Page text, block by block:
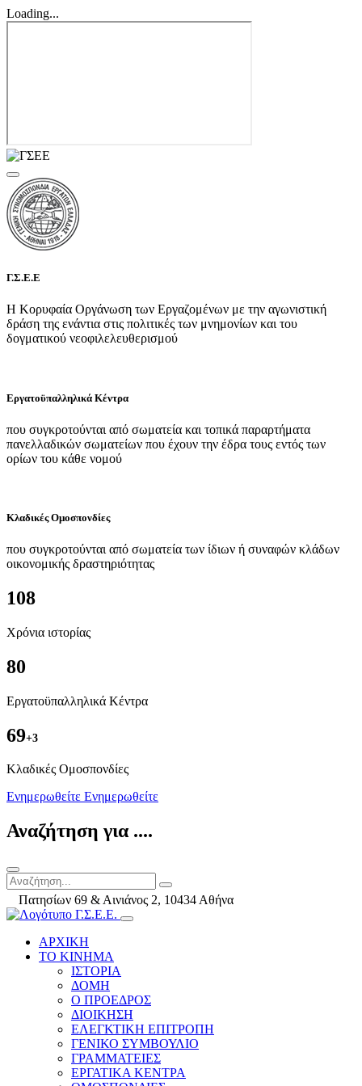
Loading...
Γ.Σ.Ε.Ε
Η Κορυφαία Οργάνωση των Εργαζομένων με την αγωνιστική
δράση της ενάντια στις πολιτικές των μνημονίων και του
δογματικού νεοφιλελευθερισμού
Εργατοϋπαλληλικά Κέντρα
που συγκροτούνται από σωματεία και τοπικά παραρτήματα
πανελλαδικών σωματείων που έχουν την έδρα τους εντός των
ορίων του κάθε νομού
Κλαδικές Ομοσπονδίες
που συγκροτούνται από σωματεία των ίδιων ή συναφών κλάδων
οικονομικής δραστηριότητας
108
Χρόνια ιστορίας
80
Εργατοϋπαλληλικά Κέντρα
69+3
Kλαδικές Ομοσπονδίες
Ενημερωθείτε Ενημερωθείτε
Αναζήτηση για ....
Πατησίων 69 & Αινιάνος 2, 10434 Αθήνα
ΑΡΧΙΚΗ
ΤΟ ΚΙΝΗΜΑ
ΙΣΤΟΡΙΑ
ΔΟΜΗ
Ο ΠΡΟΕΔΡΟΣ
ΔΙΟΙΚΗΣΗ
ΕΛΕΓΚΤΙΚΗ ΕΠΙΤΡΟΠΗ
ΓΕΝΙΚΟ ΣΥΜΒΟΥΛΙΟ
ΓΡΑΜΜΑΤΕΙΕΣ
ΕΡΓΑΤΙΚΑ ΚΕΝΤΡΑ